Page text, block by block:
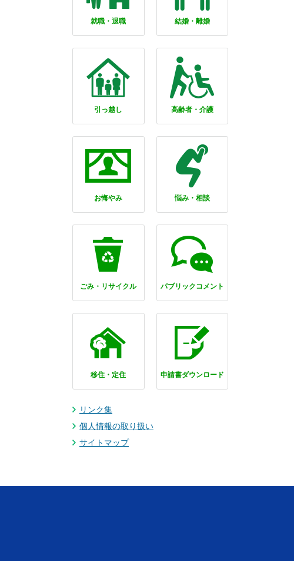
就職・退職 結婚・離婚
引っ越し 高齢者・介護
お悔やみ 悩み・相談
ごみ・リサイクル パブリックコメント
移住・定住 申請書ダウンロード
リンク集
個人情報の取り扱い
サイトマップ